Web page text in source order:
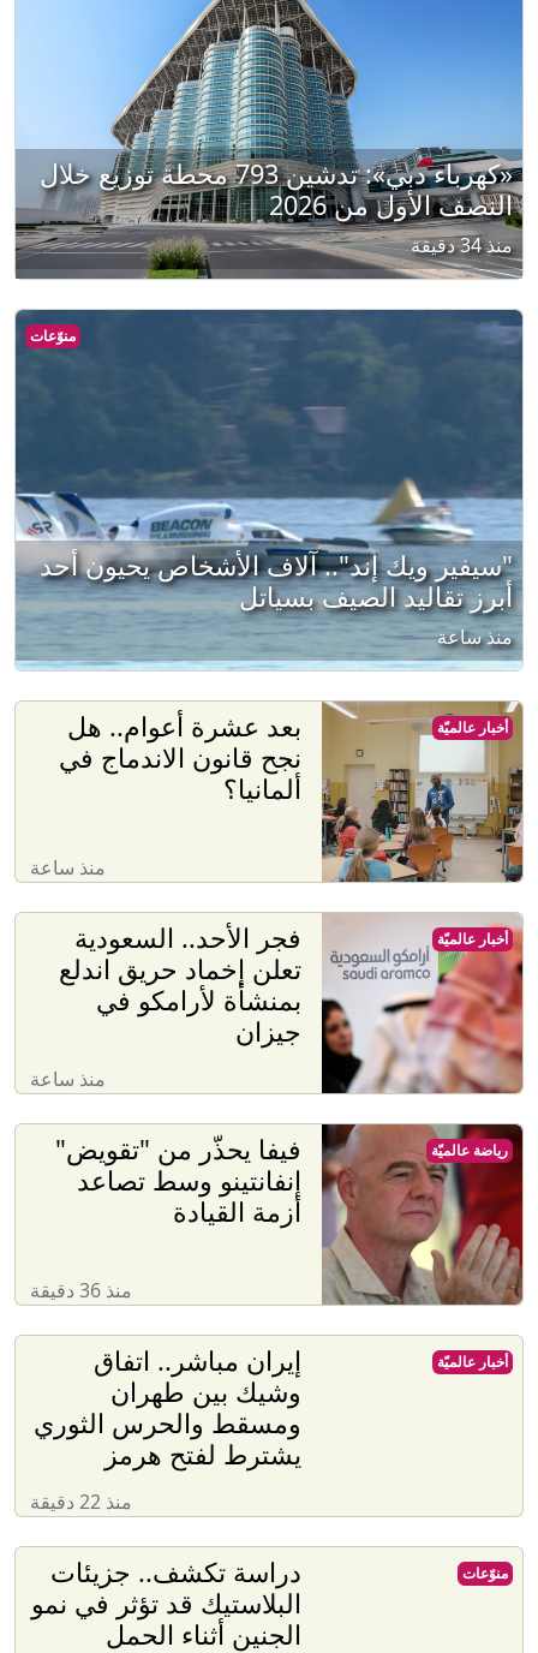
«كهرباء دبي»: تدشين 793 محطة توزيع خلال
النصف الأول من 2026
منذ 34 دقيقة
منوّعات
"سيفير ويك إند".. آلاف الأشخاص يحيون أحد
أبرز تقاليد الصيف بسياتل
منذ ساعة
بعد عشرة أعوام.. هل
نجح قانون الاندماج في
ألمانيا؟
منذ ساعة
أخبار عالميّة
فجر الأحد.. السعودية
تعلن إخماد حريق اندلع
بمنشأة لأرامكو في
جيزان
منذ ساعة
أخبار عالميّة
فيفا يحذّر من "تقويض"
إنفانتينو وسط تصاعد
أزمة القيادة
منذ 36 دقيقة
رياضة عالميّة
إيران مباشر.. اتفاق
وشيك بين طهران
ومسقط والحرس الثوري
يشترط لفتح هرمز
منذ 22 دقيقة
أخبار عالميّة
دراسة تكشف.. جزيئات
البلاستيك قد تؤثر في نمو
الجنين أثناء الحمل
منوّعات